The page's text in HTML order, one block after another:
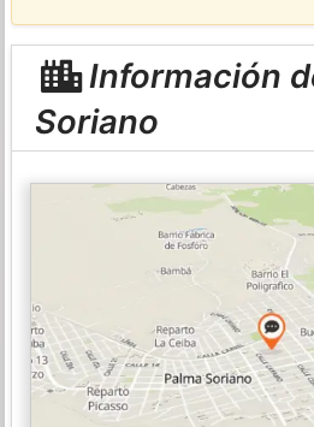
Información
Soriano